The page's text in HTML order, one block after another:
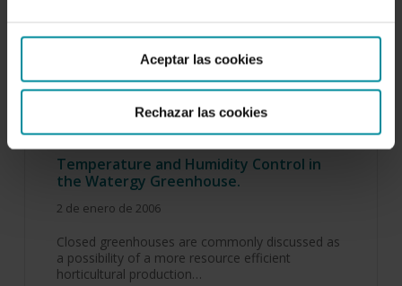
Aceptar las cookies
Rechazar las cookies
Temperature and Humidity Control in
the Watergy Greenhouse.
2 de enero de 2006
Closed greenhouses are commonly discussed as
a possibility of a more resource efficient
horticultural production…